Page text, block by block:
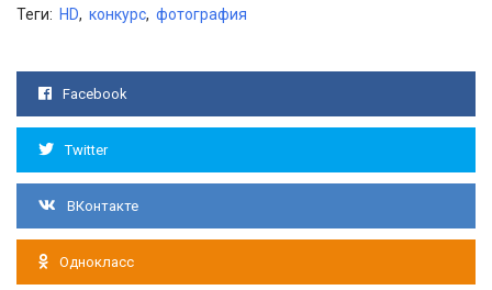
Теги: HD, конкурс, фотография
Facebook
Twitter
ВКонтакте
Однокласс